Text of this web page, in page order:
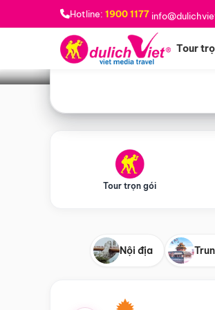
Hotline: 1900 1177
Tour
Bạn muốn đi đâu? *
Tour trọn gói
Nội địa